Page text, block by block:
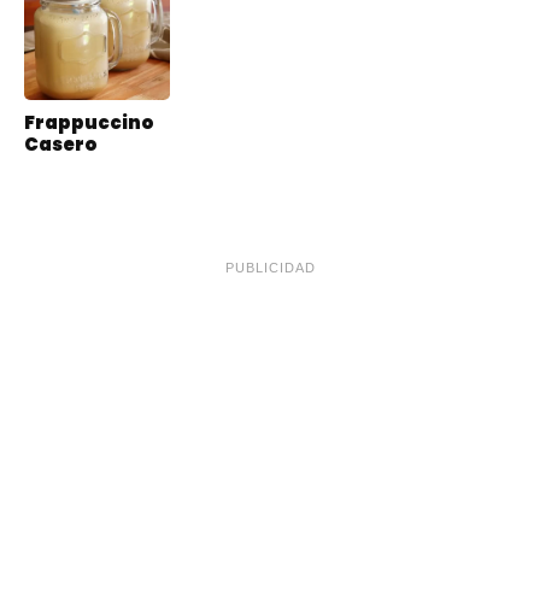
Frappuccino
Casero
PUBLICIDAD